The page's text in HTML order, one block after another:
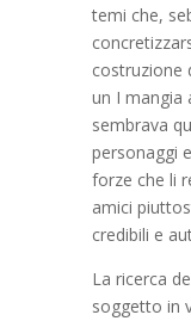
temi che,
costruzione
un I mangia
sembrava
personaggi
forze che li
amici
credibili e
La ricerca
soggetto in